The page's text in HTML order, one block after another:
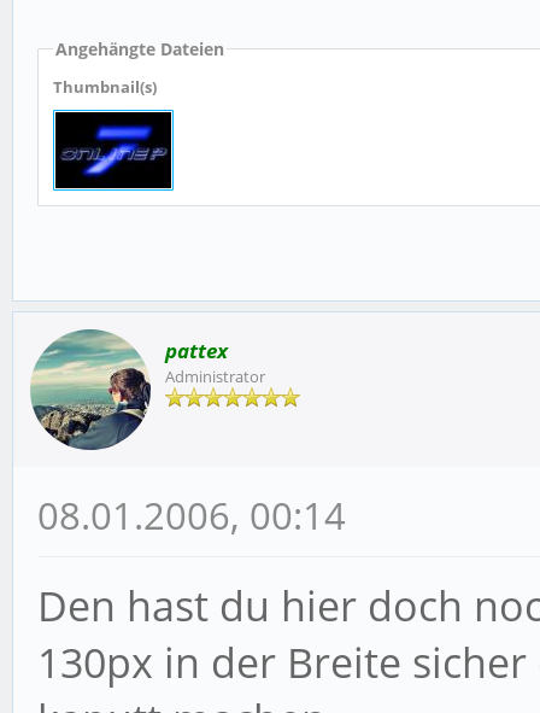
Angehängte Dateien
Thumbnail(s)
pattex
Administrator
08.01.2006, 00:14
Den hast du hier doch
130px in der Breite